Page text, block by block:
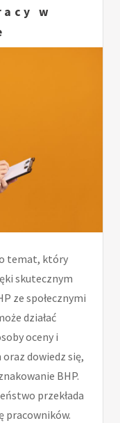
w
temat, który
skutecznym
ze społecznymi
działać
oceny i
dowiedz się,
BHP.
przekłada
pracowników.